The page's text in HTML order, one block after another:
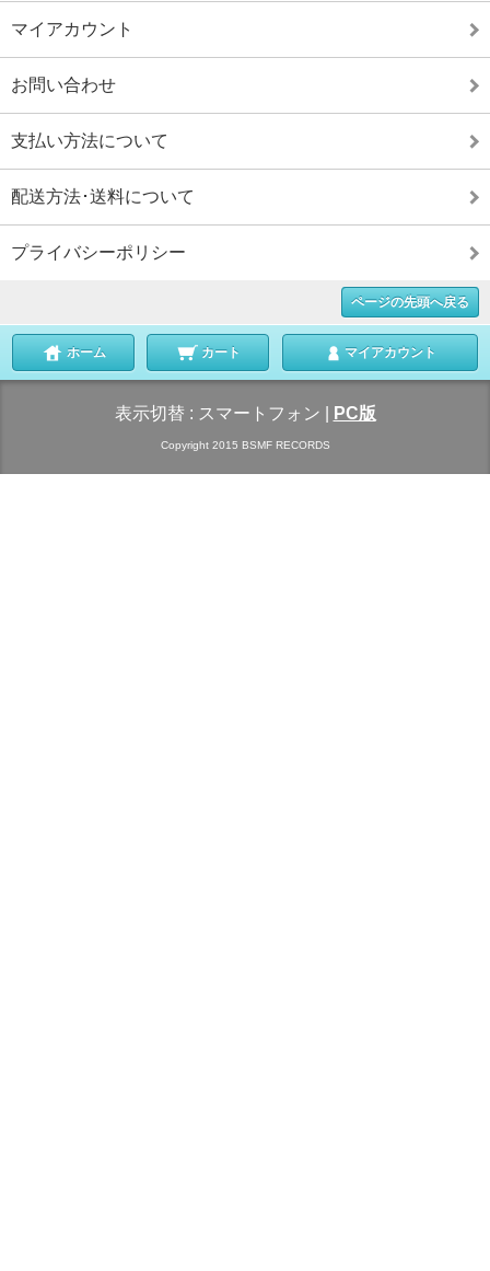
マイアカウント
お問い合わせ
支払い方法について
配送方法･送料について
プライバシーポリシー
ページの先頭へ戻る
ホーム カート マイアカウント
表示切替 : スマートフォン PC版
Copyright 2015 BSMF RECORDS